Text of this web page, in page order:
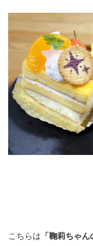
こちらは 「鞠莉ちゃ